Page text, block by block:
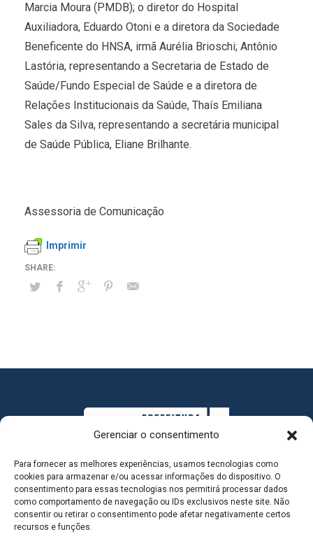
Gerenciar o consentimento
Para fornecer as melhores experiências, usamos tecnologias como
cookies para armazenar e/ou acessar informações do dispositivo. O
consentimento para essas tecnologias nos permitirá processar dados
como comportamento de navegação ou IDs exclusivos neste site. Não
consentir ou retirar o consentimento pode afetar negativamente certos
recursos e funções.
Marcia Moura (PMDB); o diretor do Hospital
Auxiliadora, Eduardo Otoni e a diretora da Sociedade
Beneficente do HNSA, irmã Aurélia Brioschi; Antônio
Lastória, representando a Secretaria de Estado de
Saúde/Fundo Especial de Saúde e a diretora de
Relações Institucionais da Saúde, Thaís Emiliana
Sales da Silva, representando a secretária municipal
de Saúde Pública, Eliane Brilhante.
Assessoria de Comunicação
Imprimir
MAPA DO SITE